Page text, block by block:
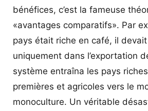
bénéfices, c’est la fameuse
«avantages comparatifs». Par
pays était riche en café, il
uniquement dans l’exportation
système entraîna les pays
premières et agricoles vers le
monoculture. Un véritable